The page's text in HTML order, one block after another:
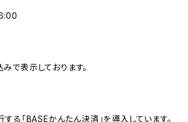
で表示しております。
る「BASEかんたん決済」を導入しています。